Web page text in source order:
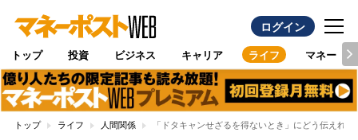
ログイン
トップ 投資 ビジネス キャリア ライフ マネー
トップ ライフ 人間関係 「ドタキャンせざるを得ないとき」にどう伝えれ